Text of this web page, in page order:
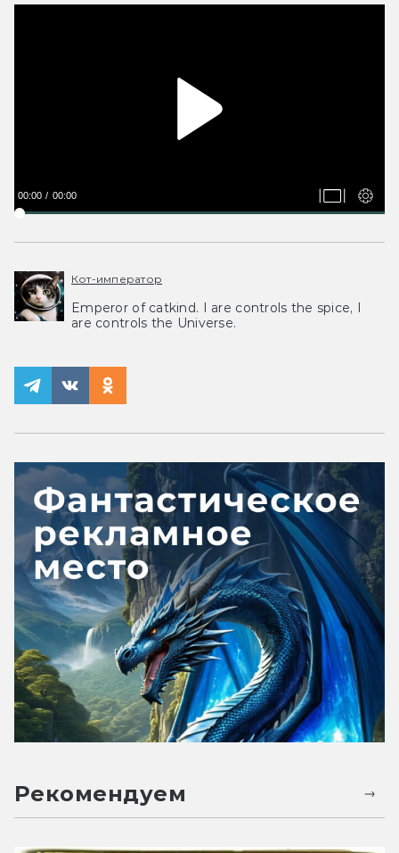
00:00 00:00
Кот-император
Emperor of catkind. I are controls the spice, I
are controls the Universe.
Рекомендуем